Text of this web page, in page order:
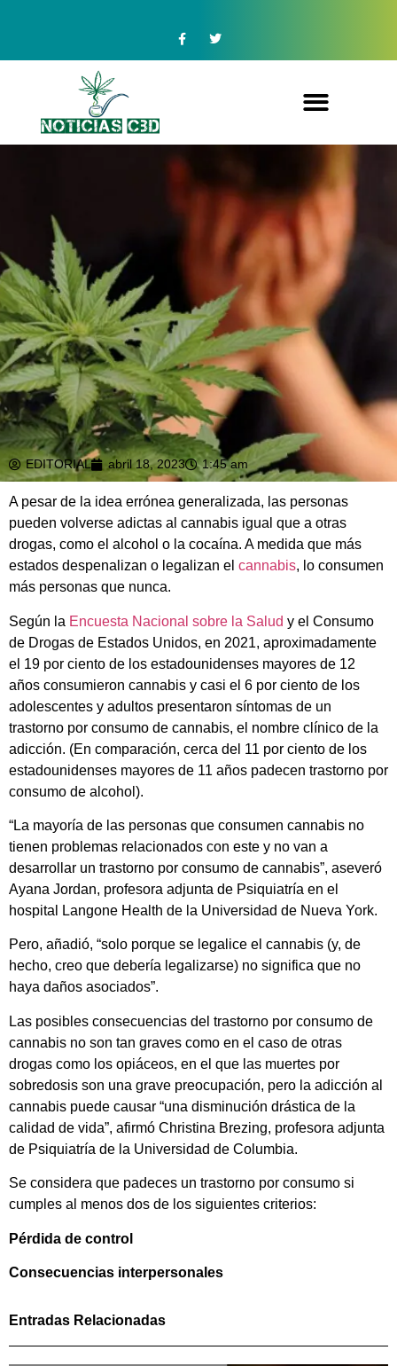
EDITORIAL abril 18, 2023 1:45 am
A pesar de la idea errónea generalizada, las personas
pueden volverse adictas al cannabis igual que a otras
drogas, como el alcohol o la cocaína. A medida que más
estados despenalizan o legalizan el cannabis, lo consumen
más personas que nunca.
Según la Encuesta Nacional sobre la Salud y el Consumo
de Drogas de Estados Unidos, en 2021, aproximadamente
el 19 por ciento de los estadounidenses mayores de 12
años consumieron cannabis y casi el 6 por ciento de los
adolescentes y adultos presentaron síntomas de un
trastorno por consumo de cannabis, el nombre clínico de la
adicción. (En comparación, cerca del 11 por ciento de los
estadounidenses mayores de 11 años padecen trastorno por
consumo de alcohol).
“La mayoría de las personas que consumen cannabis no
tienen problemas relacionados con este y no van a
desarrollar un trastorno por consumo de cannabis”, aseveró
Ayana Jordan, profesora adjunta de Psiquiatría en el
hospital Langone Health de la Universidad de Nueva York.
Pero, añadió, “solo porque se legalice el cannabis (y, de
hecho, creo que debería legalizarse) no significa que no
haya daños asociados”.
Las posibles consecuencias del trastorno por consumo de
cannabis no son tan graves como en el caso de otras
drogas como los opiáceos, en el que las muertes por
sobredosis son una grave preocupación, pero la adicción al
cannabis puede causar “una disminución drástica de la
calidad de vida”, afirmó Christina Brezing, profesora adjunta
de Psiquiatría de la Universidad de Columbia.
Se considera que padeces un trastorno por consumo si
cumples al menos dos de los siguientes criterios:
Pérdida de control
Consecuencias interpersonales
Entradas Relacionadas